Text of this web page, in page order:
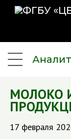
МОЛОКО
17 февраля